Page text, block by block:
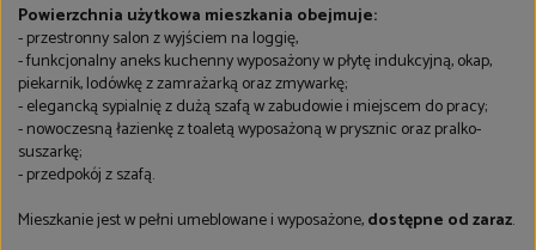
Powierzchnia użytkowa mieszkania obejmuje:
- przestronny salon z wyjściem na loggię,
- funkcjonalny aneks kuchenny wyposażony w płytę indukcyjną, okap,
piekarnik, lodówkę z zamrażarką oraz zmywarkę;
- elegancką sypialnię z dużą szafą w zabudowie i miejscem do pracy;
- nowoczesną łazienkę z toaletą wyposażoną w prysznic oraz pralko-
suszarkę;
- przedpokój z szafą.
Mieszkanie jest w pełni umeblowane i wyposażone,dostępne od zaraz.